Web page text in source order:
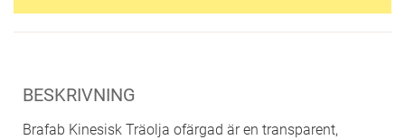
BESKRIVNING
Brafab Kinesisk Träolja ofärgad är en transparent,